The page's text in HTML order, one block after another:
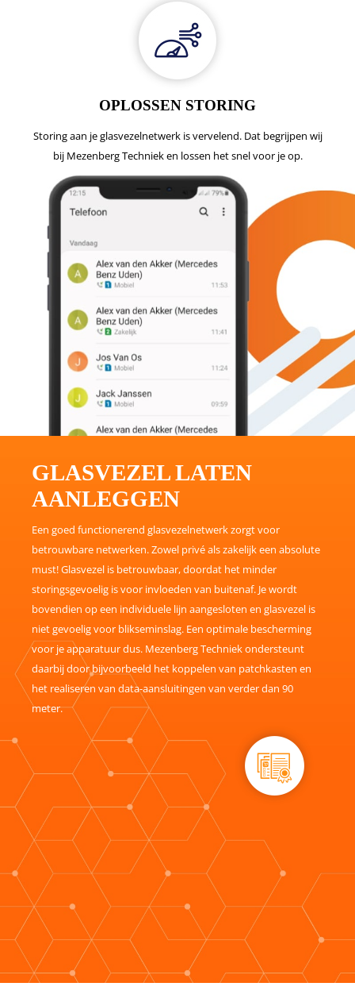
OPLOSSEN STORING
Storing aan je glasvezelnetwerk is vervelend. Dat begrijpen wij
bij Mezenberg Techniek en lossen het snel voor je op.
GLASVEZEL LATEN
AANLEGGEN
Een goed functionerend glasvezelnetwerk zorgt voor
betrouwbare netwerken. Zowel privé als zakelijk een absolute
must! Glasvezel is betrouwbaar, doordat het minder
storingsgevoelig is voor invloeden van buitenaf. Je wordt
bovendien op een individuele lijn aangesloten en glasvezel is
niet gevoelig voor blikseminslag. Een optimale bescherming
voor je apparatuur dus. Mezenberg Techniek ondersteunt
daarbij door bijvoorbeeld het koppelen van patchkasten en
het realiseren van data-aansluitingen van verder dan 90
meter.